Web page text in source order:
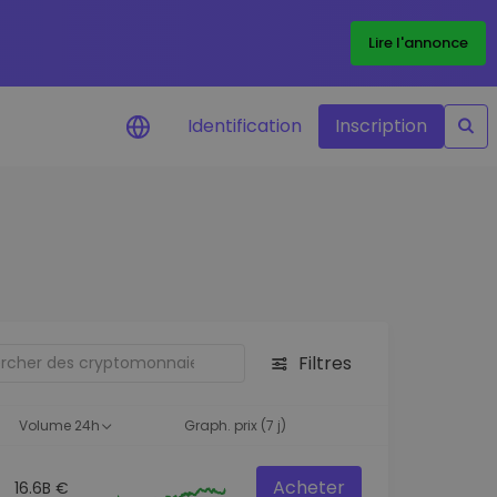
Lire l'annonce
d'investissement
Des informations pertinentes pour
Identification Inscription
Filtres
Volume 24h Graph. prix (7 j)
16.6B € Acheter